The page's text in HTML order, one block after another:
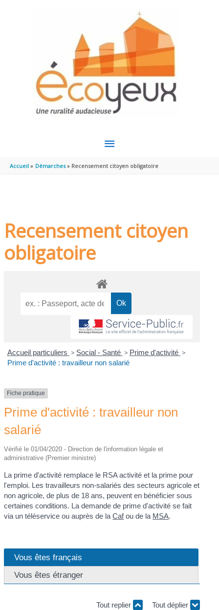
MENU
PRINCIPAL
Accueil Démarches Recensement citoyen obligatoire
Recensement citoyen
obligatoire
Accueil particuliers > Social - Santé > Prime d'activité >
Prime d'activité : travailleur non salarié
Fiche pratique
Prime d'activité : travailleur non
salarié
Vérifié le 01/04/2020 - Direction de l'information légale et
administrative (Premier ministre)
La prime d'activité remplace le RSA activité et la prime pour
l'emploi. Les travailleurs non-salariés des secteurs agricole et
non agricole, de plus de 18 ans, peuvent en bénéficier sous
certaines conditions. La demande de prime d'activité se fait
via un téléservice ou auprès de laCafou de la MSA.
Vous êtes français
Vous êtes étranger
Tout replier Tout déplier